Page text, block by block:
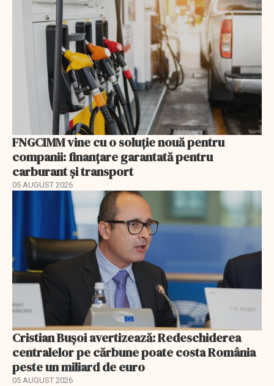
FNGCIMM vine cu o soluție nouă pentru
companii: finanțare garantată pentru
carburant și transport
05 AUGUST 2026
Cristian Bușoi avertizează: Redeschiderea
centralelor pe cărbune poate costa România
peste un miliard de euro
05 AUGUST 2026